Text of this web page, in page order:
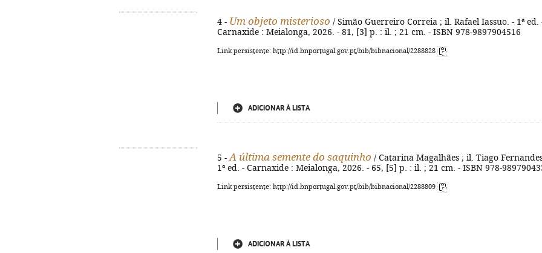
4 - Um objeto misterioso / Simão Guerreiro Correia ; il. Rafael Iassuo. - 1ª ed.
Carnaxide : Meialonga, 2026. - 81, [3] p. : il. ; 21 cm. - ISBN 978-9897904516
Link persistente: http://id.bnportugal.gov.pt/bib/bibnacional/2288828
ADICIONAR À LISTA
5 - A última semente do saquinho / Catarina Magalhães ; il. Tiago
1ª ed. - Carnaxide : Meialonga, 2026. - 65, [5] p. : il. ; 21 cm. - ISBN 978-
Link persistente: http://id.bnportugal.gov.pt/bib/bibnacional/2288809
ADICIONAR À LISTA